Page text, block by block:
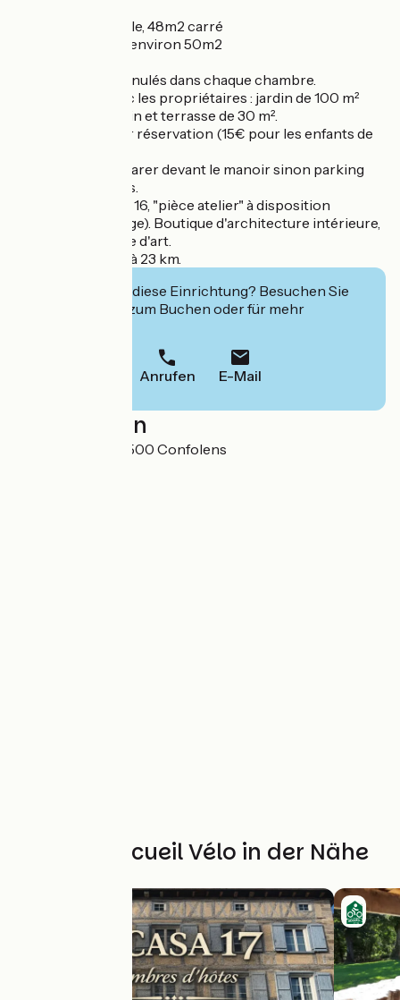
chambre médiévale, 48m2 carré
Terrasse privée d’environ 50m2
Wifi et poêle à granulés dans chaque chambre.
A disposition avec les propriétaires : jardin de 100 m²
avec salon de jardin et terrasse de 30 m².
Tables d'hôtes sur réservation (15€ pour les enfants de
Possibilité de se garer devant le manoir sinon parking
public à 50 mètres.
Sur place : Galerie 16, "pièce atelier" à disposition
(peinture, bricolage). Boutique d'architecture intérieure,
décoration, galerie d'art.
Circuit du Vigean à 23 km.
Interessiert Sie diese Einrichtung? Besuchen Sie
deren Website zum Buchen oder für mehr
Anrufen E-Mail
Localisation
16 rue du soleil 16500 Confolens
Weitere Accueil Vélo in der Nähe